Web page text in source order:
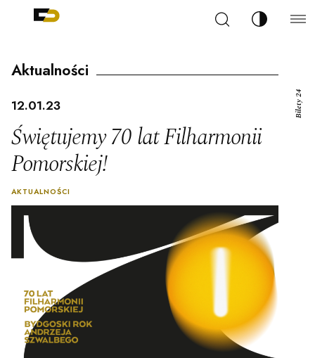
Szukaj Zmień
Aktualności
12.01.23
Świętujemy 70 lat Filharmonii
Pomorskiej!
AKTUALNOŚCI
Bilety 24